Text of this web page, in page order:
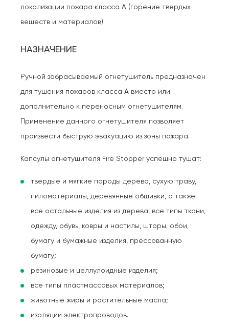
локализации пожара класса А (горение твердых
веществ и материалов).
НАЗНАЧЕНИЕ
Ручной забрасываемый огнетушитель предназначен
для тушения пожаров класса А вместо или
дополнительно к переносным огнетушителям.
Применение данного огнетушителя позволяет
произвести быструю эвакуацию из зоны пожара.
Капсулы огнетушителя Fire Stopper успешно тушат:
твердые и мягкие породы дерева, сухую траву,
пиломатериалы, деревянные обшивки, а также
все остальные изделия из дерева, все типы ткани,
одежду, обувь, ковры и настилы, шторы, обои,
бумагу и бумажные изделия, прессованную
бумагу;
резиновые и целлулоидные изделия;
все типы пластмассовых материалов;
животные жиры и растительные масла;
изоляции электропроводов.